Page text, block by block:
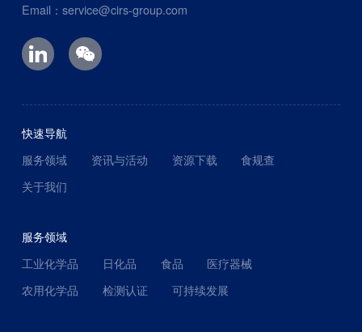
Email：service@cirs-group.com
快速导航
服务领域
资讯与活动 资源下载
食规查
关于我们
服务领域
工业化学品
日化品 食品
医疗器械
农用化学品
检测认证 可持续发展